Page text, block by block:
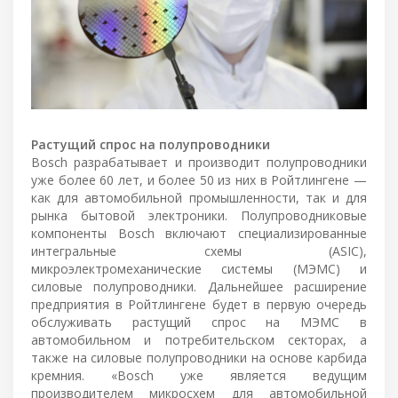
Растущий спрос на полупроводники
Bosch разрабатывает и производит полупроводники
уже более 60 лет, и более 50 из них в Ройтлингене —
как для автомобильной промышленности, так и для
рынка бытовой электроники. Полупроводниковые
компоненты Bosch включают специализированные
интегральные схемы (ASIC),
микроэлектромеханические системы (МЭМС) и
силовые полупроводники. Дальнейшее расширение
предприятия в Ройтлингене будет в первую очередь
обслуживать растущий спрос на МЭМС в
автомобильном и потребительском секторах, а
также на силовые полупроводники на основе карбида
кремния. «Bosch уже является ведущим
производителем микросхем для автомобильной